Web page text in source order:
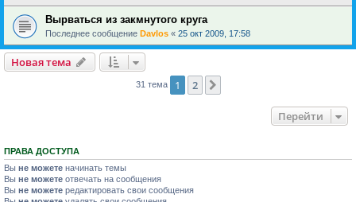
Вырваться из закмнутого круга
Последнее сообщение Davlos « 25 окт 2009, 17:58
Новая тема
31 тема 1 2
Перейти
ПРАВА ДОСТУПА
Вы не можете начинать темы
Вы не можете отвечать на сообщения
Вы не можете редактировать свои сообщения